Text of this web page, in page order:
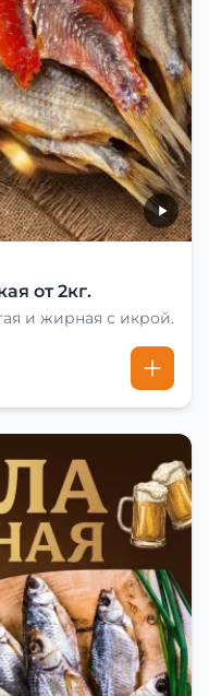
от 2кг.
и жирная с икрой.